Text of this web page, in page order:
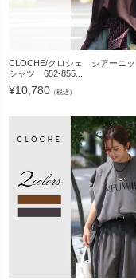
CLOCHE/クロシェ シアーニッ
シャツ 652-855...
¥10,780 （税込）